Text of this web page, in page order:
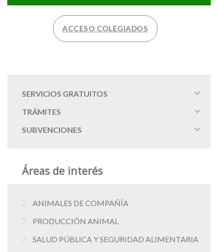
SERVICIOS GRATUITOS
TRÁMITES
SUBVENCIONES
Áreas de interés
ANIMALES DE COMPAÑÍA
PRODUCCIÓN ANIMAL
SALUD PÚBLICA Y SEGURIDAD ALIMENTARIA
ACCESO COLEGIADOS